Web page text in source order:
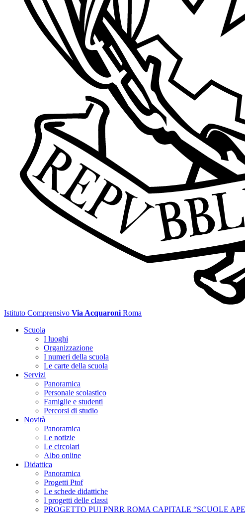
Istituto Comprensivo Via Acquaroni Roma
Scuola
I luoghi
Organizzazione
I numeri della scuola
Le carte della scuola
Servizi
Panoramica
Personale scolastico
Famiglie e studenti
Percorsi di studio
Novità
Panoramica
Le notizie
Le circolari
Albo online
Didattica
Panoramica
Progetti Ptof
Le schede didattiche
I progetti delle classi
PROGETTO PUI PNRR ROMA CAPITALE “SCUOLE